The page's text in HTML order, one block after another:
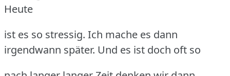
Heute
ist es so stressig. Ich mache es dann
irgendwann später. Und es ist doch oft so